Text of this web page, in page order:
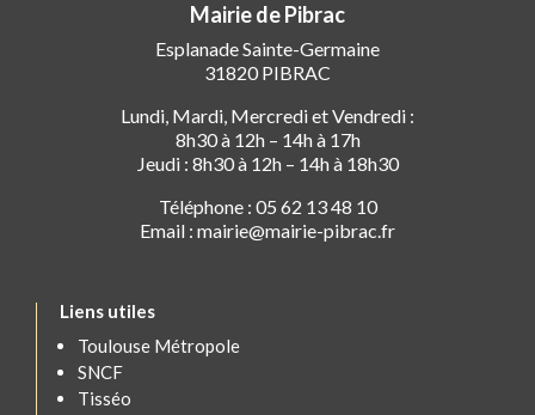
Mairie de Pibrac
Esplanade Sainte-Germaine
31820 PIBRAC
Lundi, Mardi, Mercredi et Vendredi :
8h30 à 12h – 14h à 17h
Jeudi : 8h30 à 12h – 14h à 18h30
Téléphone : 05 62 13 48 10
Email : mairie@mairie-pibrac.fr
Liens utiles
Toulouse Métropole
SNCF
Tisséo